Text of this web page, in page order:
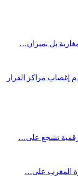
بل بميزان…
إغضاب مراكز القرار
المغرب على…